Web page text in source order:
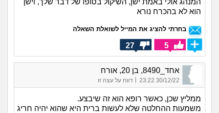
הוא לא בהכרח נורא
בחרתי להציג את המייל לשואלת השאלה
5
27
אחד_8490, בן 20, אורח
30/12/22 23:22
| דווח על עצה זו
ממליץ שכן, כאשר רופא הוא זה שיבצע.
משמעות ההחלטה שלא לעשות ברית היא שהוא יהיה חריג